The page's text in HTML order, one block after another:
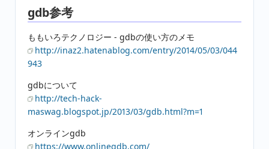
gdb参考
ももいろテクノロジー - gdbの使い方のメモ
http://inaz2.hatenablog.com/entry/2014/05/03/044
943
gdbについて
http://tech-hack-
maswag.blogspot.jp/2013/03/gdb.html?m=1
オンラインgdb
https://www.onlinegdb.com/